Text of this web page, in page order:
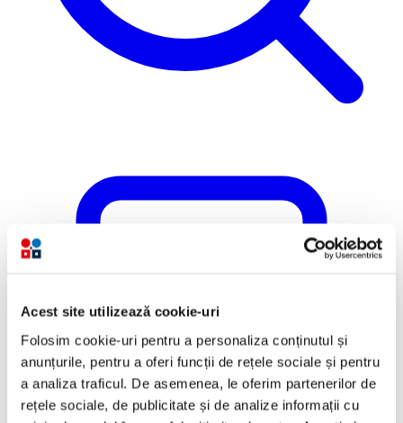
Acest site utilizează cookie-uri
Folosim cookie-uri pentru a personaliza conținutul și
anunțurile, pentru a oferi funcții de rețele sociale și pentru
a analiza traficul. De asemenea, le oferim partenerilor de
rețele sociale, de publicitate și de analize informații cu